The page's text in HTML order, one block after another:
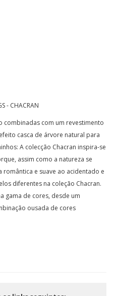
- CHACRAN
combinadas com um revestimento
casca de árvore natural para
A colecção Chacran inspira-se
assim como a natureza se
e suave ao acidentado e
diferentes na coleção Chacran.
gama de cores, desde um
ousada de cores